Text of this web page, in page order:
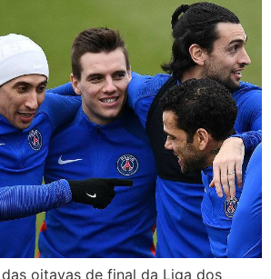
oitavas de final da Liga dos